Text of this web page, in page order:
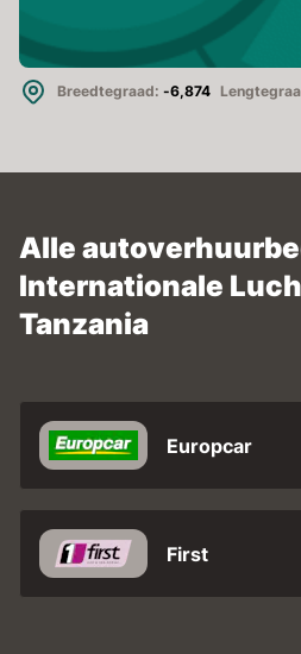
Breedtegraad: -6,874
Alle
Internationale
Tanzania
Europcar
First